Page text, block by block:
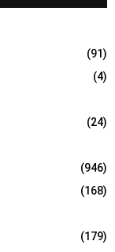
R
C
H
(91)
(4)
(24)
(946)
(168)
(179)